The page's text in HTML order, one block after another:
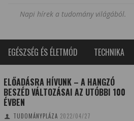
Napi hírek a tudomány világából.
EGÉSZSÉG ÉS ÉLETMÓD TECHNIKA
ELŐADÁSRA HÍVUNK – A HANGZÓ
BESZÉD VÁLTOZÁSAI AZ UTÓBBI 100
ÉVBEN
TUDOMÁNYPLÁZA 2022/04/27